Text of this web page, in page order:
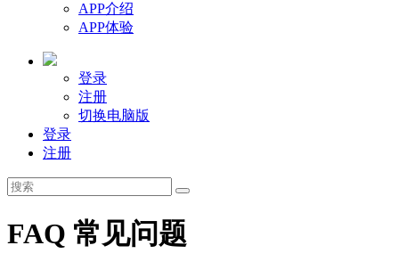
APP介绍
APP体验
登录
注册
切换电脑版
登录
注册
FAQ 常见问题